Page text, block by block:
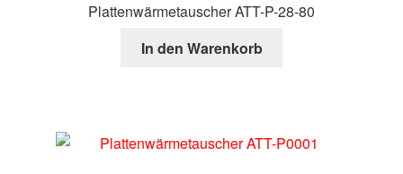
Plattenwärmetauscher ATT-P-28-80
In den Warenkorb